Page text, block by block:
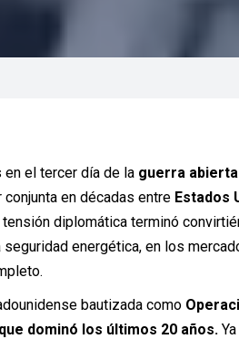
en el tercer día de laguerra abierta
en décadas entre Estados
tensión diplomática terminó
seguridad energética, en los
bautizada como
dominó los últimos 20 años.Ya